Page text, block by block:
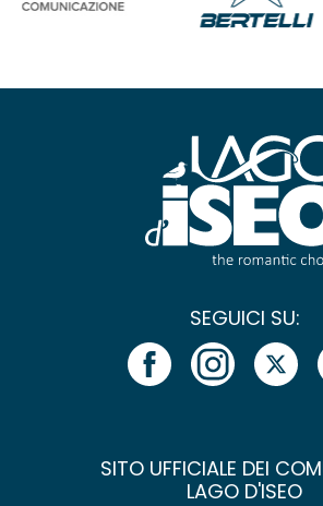
SEGUICI SU:
SITO UFFICIALE DEI
LAGO D'ISEO